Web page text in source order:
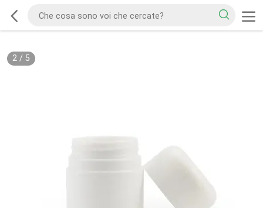
2/ 5